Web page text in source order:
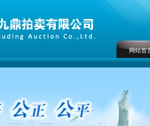
网站首